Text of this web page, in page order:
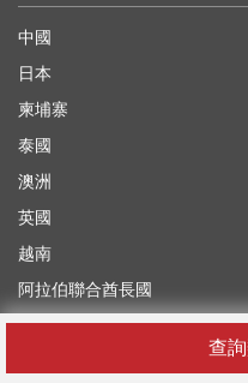
查
中國
日本
柬埔寨
泰國
澳洲
英國
越南
阿拉伯聯合酋長國